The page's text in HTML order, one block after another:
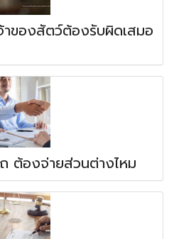
ของสัตว์ต้องรับผิดเสมอ
ต้องจ่ายส่วนต่างไหม